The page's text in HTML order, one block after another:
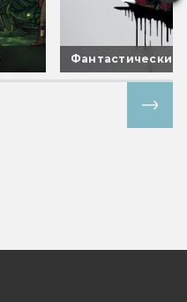
Фантастические